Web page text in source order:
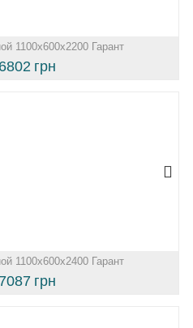
1100х600х2200 Гарант
6802 грн
1100х600х2400 Гарант
7087 грн